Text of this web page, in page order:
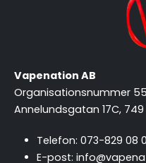
Vapenation AB
Organisationsnummer
Annelundsgatan 17C,
Telefon: 073-829 08
E-post: